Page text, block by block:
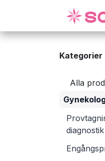
Kategorier
Alla
diagnostik